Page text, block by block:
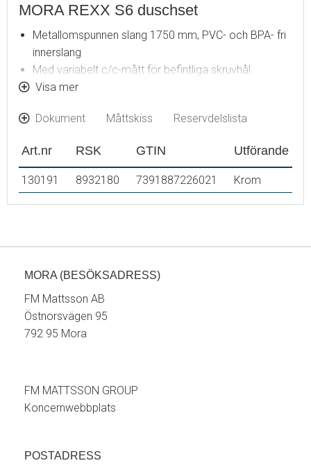
MORA REXX S6 duschset
Metallomspunnen slang 1750 mm, PVC- och BPA- fri
innerslang
Med variabelt c/c-mått för befintliga skruvhål
Med antikalksystem "Easy-Clean"
l/min)
Visa mer
Dokument Måttskiss Reservdelslista
Art.nr RSK GTIN Utförande
130191 8932180 7391887226021 Krom
MORA (BESÖKSADRESS)
FM Mattsson AB
Östnorsvägen 95
792 95 Mora
FM MATTSSON GROUP
Koncernwebbplats
POSTADRESS